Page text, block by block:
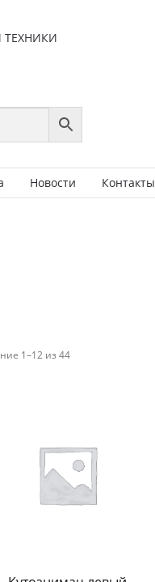
Новости Контакты
1–12 из 44